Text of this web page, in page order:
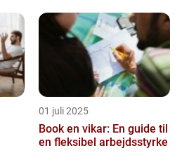
01 juli 2025
Book en vikar: En guide til
en fleksibel arbejdsstyrke